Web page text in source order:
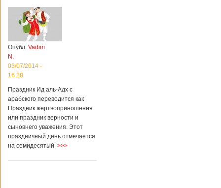
Опубл. Vadim
N.
03/07/2014 -
16:28
Праздник Ид аль-Адх с
арабского переводится как
Праздник жертвоприношения
или праздник верности и
сыновнего уважения. Этот
праздничный день отмечается
на семидесятый >>>